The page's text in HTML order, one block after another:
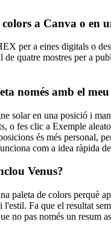
a Canva o en
per a eines digitals o
de quatre mostres per a
només amb el
solar en una posició i
o fes clic a Exemple
és més personal,
com a idea ràpida
Venus?
paleta de colors perquè
l'estil. Fa que el resultat
no pas només un resum